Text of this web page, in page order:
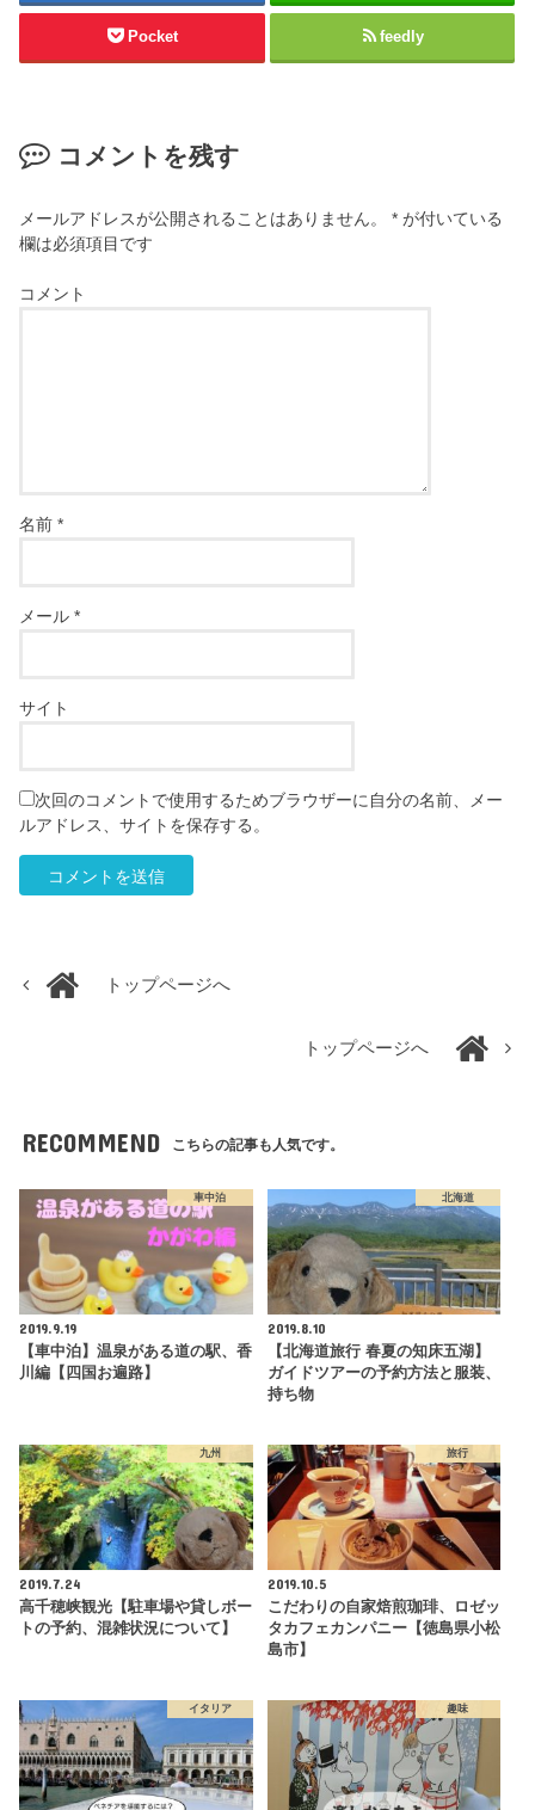
Pocket feedly
コメントを残す
メールアドレスが公開されることはありません。 * が付いている
欄は必須項目です
コメント
名前*
メール*
サイト
次回のコメントで使用するためブラウザーに自分の名前、メー
ルアドレス、サイトを保存する。
トップページへ
トップページへ
RECOMMEND こちらの記事も人気です。
車中泊
2019.9.19
【車中泊】温泉がある道の駅、香
川編【四国お遍路】
北海道
2019.8.10
【北海道旅行 春夏の知床五湖】
ガイドツアーの予約方法と服装、
持ち物
九州
2019.7.24
高千穂峡観光【駐車場や貸しボー
トの予約、混雑状況について】
旅行
2019.10.5
こだわりの自家焙煎珈琲、ロゼッ
タカフェカンパニー【徳島県小松
島市】
イタリア 趣味